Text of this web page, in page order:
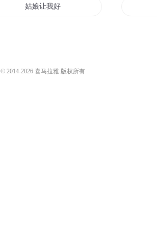
姑娘让我好好爱你
© 2014-2026 喜马拉雅 版权所有